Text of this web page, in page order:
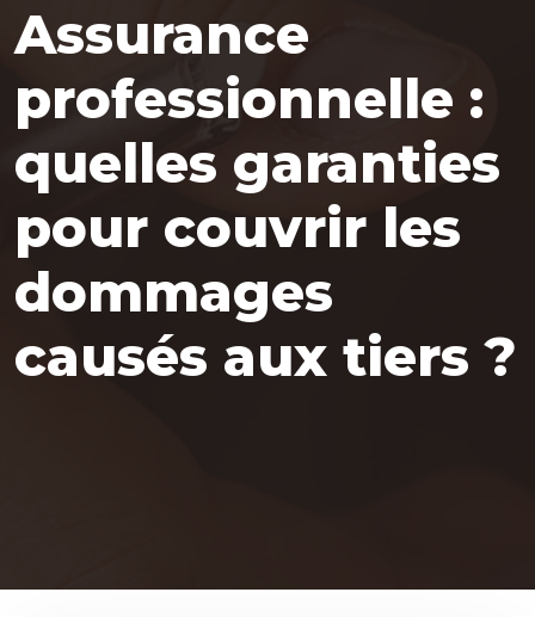
Assurance
professionnelle :
quelles garanties
pour couvrir les
dommages
causés aux tiers ?